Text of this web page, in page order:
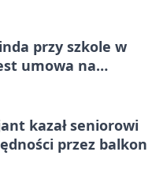
przy szkole w
umowa na
kazał seniorowi
przez balkon